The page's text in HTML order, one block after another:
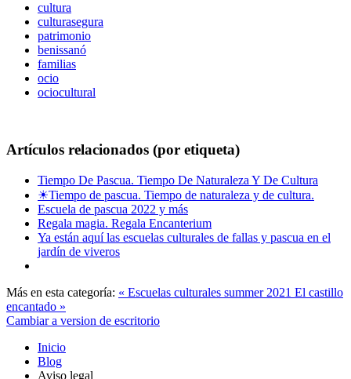
cultura
culturasegura
patrimonio
benissanó
familias
ocio
ociocultural
Artículos relacionados (por etiqueta)
Tiempo De Pascua. Tiempo De Naturaleza Y De Cultura
☀Tiempo de pascua. Tiempo de naturaleza y de cultura.
Escuela de pascua 2022 y más
Regala magia. Regala Encanterium
Ya están aquí las escuelas culturales de fallas y pascua en el
jardín de viveros
Más en esta categoría: « Escuelas culturales summer 2021 El castillo
encantado »
Cambiar a version de escritorio
Inicio
Blog
Aviso legal